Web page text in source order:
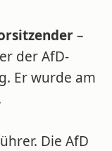
–
der AfD-
Er wurde am
Die AfD